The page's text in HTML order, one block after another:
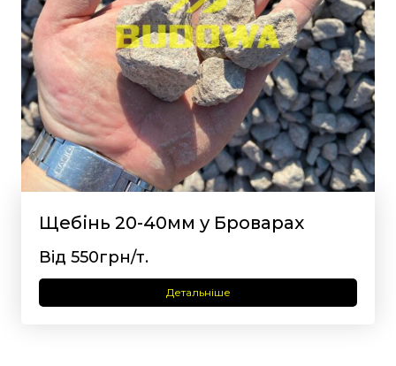
Щебінь 20-40мм у Броварах
Від 550грн/т.
Детальніше